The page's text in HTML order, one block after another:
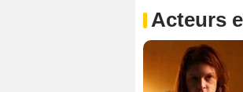
Acteurs